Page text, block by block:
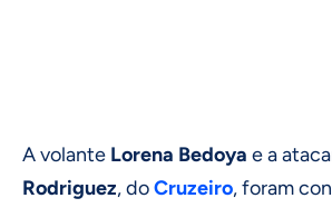
A volante Lorena Bedoya e a
Rodriguez, doCruzeiro, foram